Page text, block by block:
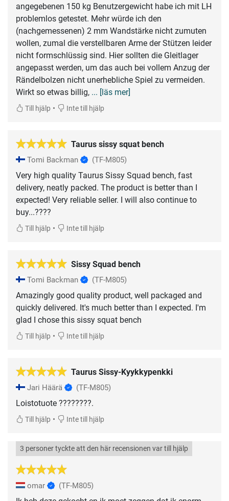
angegebenen 150 kg Benutzergewicht habe ich mit LH
problemlos getestet. Mehr würde ich den
(nachgemessenen) 2 mm Wandstärke nicht zumuten
wollen, zumal die verstellbaren Arme der Stützen leider
nicht formschlüssig sind. Hier sollten die Gleitlager
angepasst werden, um das auch bei vollem Anzug der
Rändelbolzen nicht unerhebliche Spiel zu vermeiden.
Wirkt so etwas billig, ... [läs mer]
Till hjälp • Inte till hjälp
Taurus sissy squat bench
Tomi Backman (TF-M805)
Very high quality Taurus Sissy Squad bench, fast
delivery, neatly packed. The product is better than I
expected! Very reliable seller. I will also continue to
buy...????
Till hjälp • Inte till hjälp
Sissy Squad bench
Tomi Backman (TF-M805)
Amazingly good quality product, well packaged and
quickly delivered. It's much better than I expected. I'm
glad I chose this sissy squat bench
Till hjälp • Inte till hjälp
Taurus Sissy-Kyykkypenkki
Jari Häärä (TF-M805)
Loistotuote ????????.
Till hjälp • Inte till hjälp
3 personer tyckte att den här recensionen var till hjälp
omar (TF-M805)